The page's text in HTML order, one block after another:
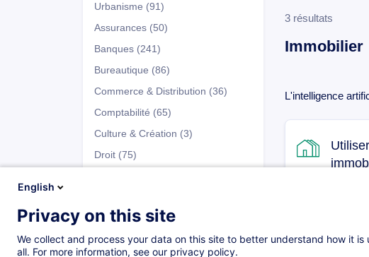
Urbanisme (91)
Assurances (50)
Banques (241)
Bureautique (86)
Commerce & Distribution (36)
Comptabilité (65)
Culture & Création (3)
Droit (75)
d’Entreprise (66)
Programmes
3 résultats
Immobilier
L'intelligence
English
Privacy on this site
We collect and process your data on this site to better understand how it
all. For more information, see our privacy policy.